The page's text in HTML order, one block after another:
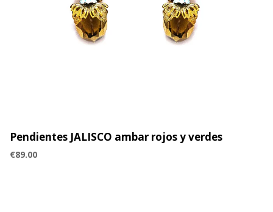
Pendientes JALISCO ambar rojos y verdes
€89.00